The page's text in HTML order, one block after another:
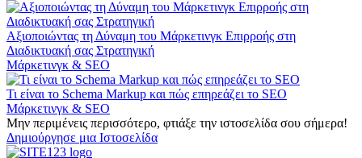
Αξιοποιώντας τη Δύναμη του Μάρκετινγκ Επιρροής στη
Διαδικτυακή σας Στρατηγική
Μάρκετινγκ & SEO
Τι είναι το Schema Markup και πώς επηρεάζει το SEO
Μάρκετινγκ & SEO
Μην περιμένεις περισσότερο, φτιάξε την ιστοσελίδα σου σήμερα!
Δημιούργησε μια Ιστοσελίδα